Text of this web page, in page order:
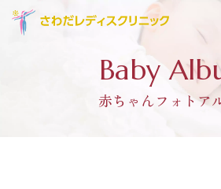
Baby
赤ちゃんフォトア